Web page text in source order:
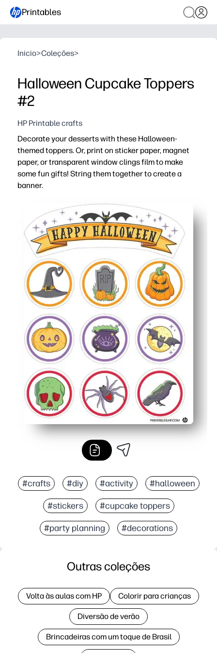
Printables
Inicio>Coleções>
Halloween Cupcake Toppers
#2
HP Printable crafts
Decorate your desserts with these Halloween-
themed toppers. Or, print on sticker paper, magnet
paper, or transparent window clings film to make
some fun gifts! String them together to create a
banner.
#crafts #diy #activity #halloween
#stickers #cupcake toppers
#party planning #decorations
Outras coleções
Volta às aulas com HP Colorir para crianças
Diversão de verão
Brincadeiras com um toque de Brasil